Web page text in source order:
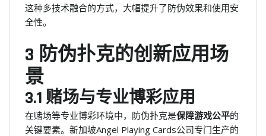
这种多技术融合的方式，大幅提升了防伪效果和使用安
全性。
3 防伪扑克的创新应用场
景
3.1 赌场与专业博彩应用
在赌场等专业博彩环境中，防伪扑克是保障游戏公平的
关键要素。新加坡Angel Playing Cards公司专门生产的